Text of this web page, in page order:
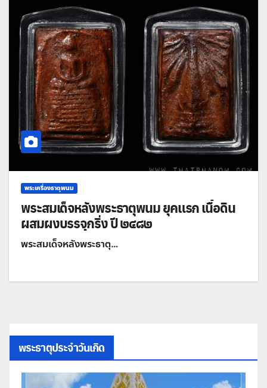
พระเครื่องธาตุพนม
พระสมเด็จหลังพระธาตุพนม ยุคแรก เนื้อดิน
ผสมผงบรรจุกริ่ง ปี ๒๔๘๒
พระสมเด็จหลังพระธาตุ…
พระธาตุประจำวันเกิด